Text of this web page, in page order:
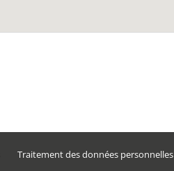
Traitement des données personnelles